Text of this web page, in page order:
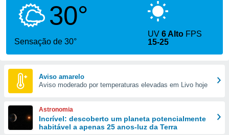
fornecidas
a este
das
e
forma
digital
30°
Sensação de 30°
UV6 Alto FPS
15-25
Aviso amarelo
Aviso moderado por temperaturas elevadas em Livo hoje
Astronomia
Incrível: descoberto um planeta potencialmente
habitável a apenas 25 anos-luz da Terra